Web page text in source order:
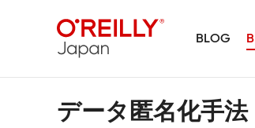
BLOG
データ匿名化手法